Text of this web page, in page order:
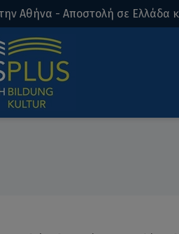
Αθήνα - Αποστολή σε Ελλάδα